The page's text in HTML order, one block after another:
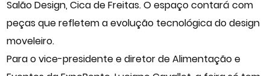
Salão Design, Cica de Freitas. O espaço contará com
peças que refletem a evolução tecnológica do design
moveleiro.
Para o vice-presidente e diretor de Alimentação e